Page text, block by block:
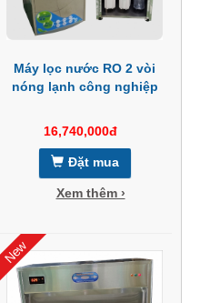
Máy lọc nước RO 2 vòi
nóng lạnh công nghiệp
16,740,000đ
Đặt mua
Xem thêm ›
New